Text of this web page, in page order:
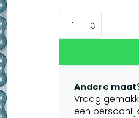
Andere
Vraag
een